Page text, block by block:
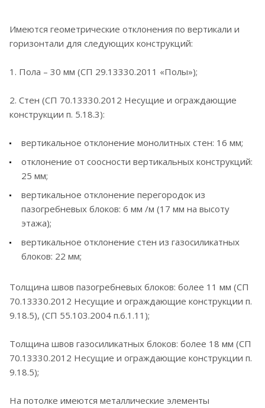
Имеются геометрические отклонения по вертикали и
горизонтали для следующих конструкций:
1. Пола – 30 мм (СП 29.13330.2011 «Полы»);
2. Стен (СП 70.13330.2012 Несущие и ограждающие
конструкции п. 5.18.3):
вертикальное отклонение монолитных стен: 16 мм;
отклонение от соосности вертикальных конструкций:
25 мм;
вертикальное отклонение перегородок из
пазогребневых блоков: 6 мм /м (17 мм на высоту
этажа);
вертикальное отклонение стен из газосиликатных
блоков: 22 мм;
Толщина швов пазогребневых блоков: более 11 мм (СП
70.13330.2012 Несущие и ограждающие конструкции п.
9.18.5), (СП 55.103.2004 п.6.1.11);
Толщина швов газосиликатных блоков: более 18 мм (СП
70.13330.2012 Несущие и ограждающие конструкции п.
9.18.5);
На потолке имеются металлические элементы